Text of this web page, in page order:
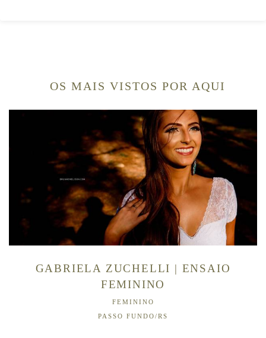
OS MAIS VISTOS POR AQUI
GABRIELA ZUCHELLI | ENSAIO
FEMININO
FEMININO
PASSO FUNDO/RS